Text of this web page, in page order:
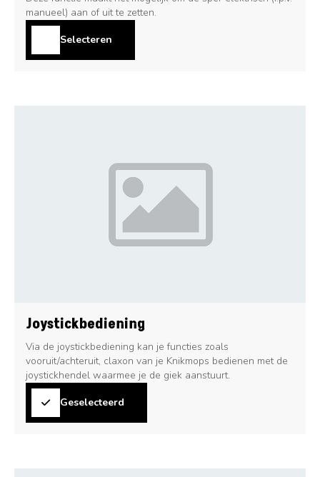
manueel) aan of uit te zetten.
Selecteren
Joystickbediening
Via de joystickbediening kan je functies zoals
vooruit/achteruit, claxon van je Knikmops bedienen met de
joystickhendel waarmee je de giek aanstuurt.
Geselecteerd